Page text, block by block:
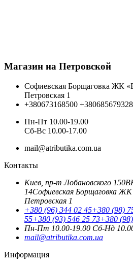
Магазин на Петровской
Софиевская Борщаговка ЖК
Петровская 1
+380673168500
Пн-Пт 10.00-19.00
Cб-Вс 10.00-17.00
mail@atributika.com.ua
Контакты
Киев, пр-т Лобановского 150В
14Софиевская Борщаговка ЖК
Петровская 1
+380 (96) 344 02 45+380 (98)
55+380 (93) 546 25 73+380
Пн-Пт 10.00-19.00 Cб-Нд
mail@atributika.com.ua
Информация